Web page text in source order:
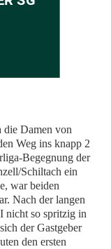
die Damen von
Weg ins knapp 2
Begegnung der
Schiltach ein
war beiden
Nach der langen
nicht so spritzig in
der Gastgeber
den ersten